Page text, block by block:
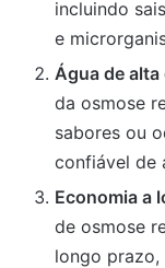
incluindo
e
Água de
da osmose
sabores ou
confiável de
Economia a
de osmose
longo prazo,